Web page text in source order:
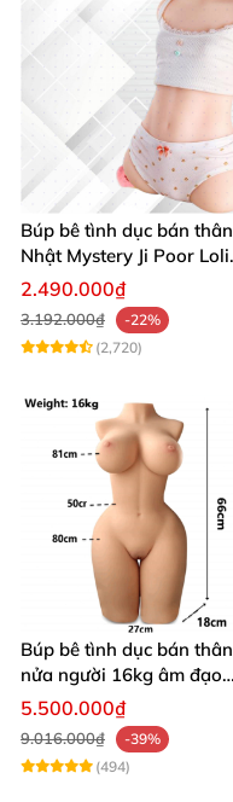
Búp bê tình dục bán thân
Nhật Mystery Ji Poor Loli
6kg giá rẻ
2.490.000₫
3.192.000₫
-22%
(2,720)
Búp bê tình dục bán thân
nửa người 16kg âm đạo
silicon khít hồng có khung
5.500.000₫
9.016.000₫
-39%
(494)